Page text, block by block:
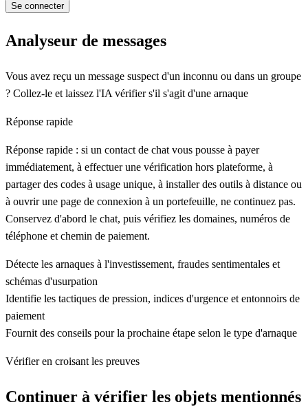
Se connecter
Analyseur de messages
Vous avez reçu un message suspect d'un inconnu ou dans un groupe
? Collez-le et laissez l'IA vérifier s'il s'agit d'une arnaque
Réponse rapide
Réponse rapide : si un contact de chat vous pousse à payer
immédiatement, à effectuer une vérification hors plateforme, à
partager des codes à usage unique, à installer des outils à distance ou
à ouvrir une page de connexion à un portefeuille, ne continuez pas.
Conservez d'abord le chat, puis vérifiez les domaines, numéros de
téléphone et chemin de paiement.
Détecte les arnaques à l'investissement, fraudes sentimentales et
schémas d'usurpation
Identifie les tactiques de pression, indices d'urgence et entonnoirs de
paiement
Fournit des conseils pour la prochaine étape selon le type d'arnaque
Vérifier en croisant les preuves
Continuer à vérifier les objets mentionnés